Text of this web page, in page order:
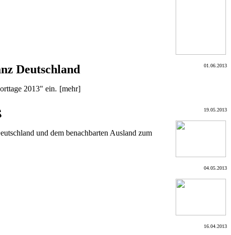
01.06.2013
Deutschland
2013" ein. [mehr]
19.05.2013
und dem benachbarten Ausland zum
04.05.2013
16.04.2013